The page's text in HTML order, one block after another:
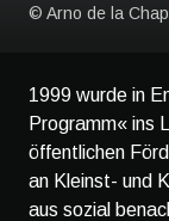
© Arno de la
1999 wurde in
Programm« ins
öffentlichen
an Kleinst- und
aus sozial